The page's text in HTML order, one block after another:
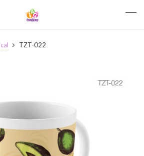
TZT-022